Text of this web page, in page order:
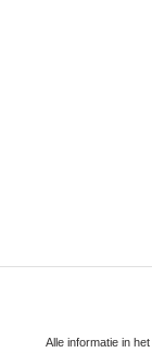
Alle informatie in het